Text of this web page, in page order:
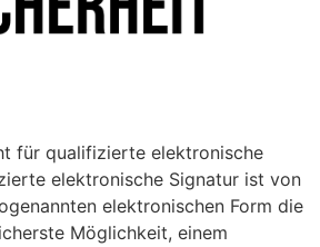
für qualifizierte elektronische
elektronische Signatur ist von
elektronischen Form die
Möglichkeit, einem